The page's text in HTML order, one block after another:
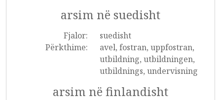
arsim në suedisht
Fjalor:
suedisht
Përkthime:
avel, fostran, uppfostran,
utbildning, utbildningen,
utbildnings, undervisning
arsim në finlandisht